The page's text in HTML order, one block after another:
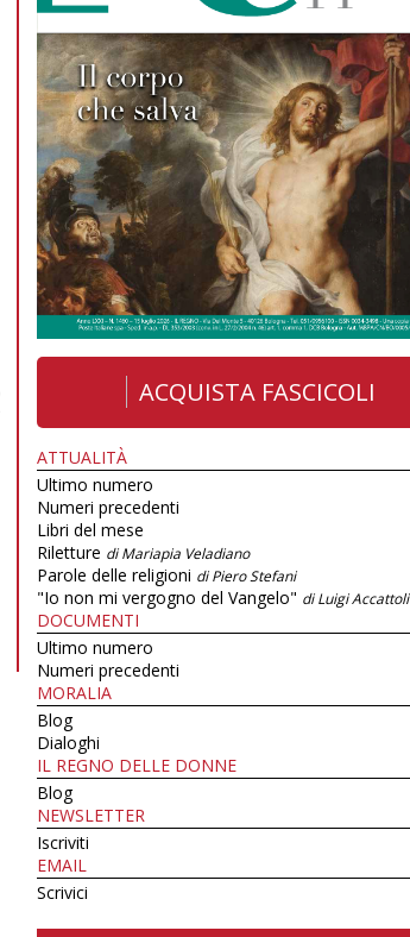
ACQUISTA FASCICOLI
ATTUALITÀ
Ultimo numero
Numeri precedenti
Libri del mese
Riletture di Mariapia Veladiano
Parole delle religioni di Piero Stefani
"Io non mi vergogno del Vangelo" di Luigi Accattoli
DOCUMENTI
Ultimo numero
Numeri precedenti
MORALIA
Blog
Dialoghi
IL REGNO DELLE DONNE
Blog
NEWSLETTER
Iscriviti
EMAIL
Scrivici